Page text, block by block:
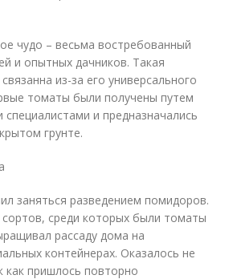
чудо – весьма востребованный
и опытных дачников. Такая
из-за его универсального
томаты были получены путем
специалистами и предназначались
грунте.
заняться разведением помидоров.
среди которых были томаты
рассаду дома на
контейнерах. Оказалось не
как пришлось повторно